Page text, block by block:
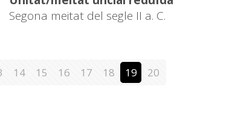
Segona meitat del segle II a. C.
14 15 16 17 18 19
20